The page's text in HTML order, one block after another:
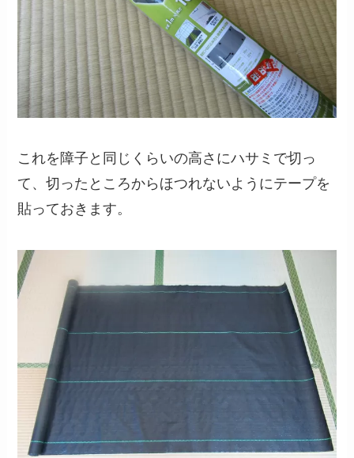
これを障子と同じくらいの高さにハサミで切っ
て、切ったところからほつれないようにテープを
貼っておきます。